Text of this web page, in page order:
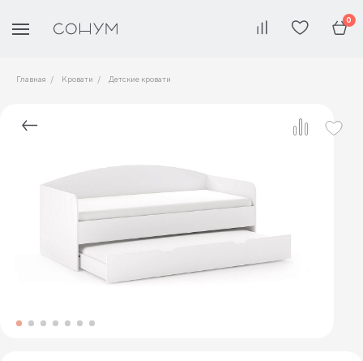
0
Главная Кровати Детские кровати